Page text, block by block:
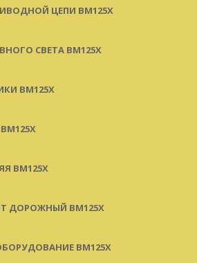
ЦЕПИ BM125X
СВЕТА BM125X
BM125X
BM125X
ДОРОЖНЫЙ BM125X
BM125X